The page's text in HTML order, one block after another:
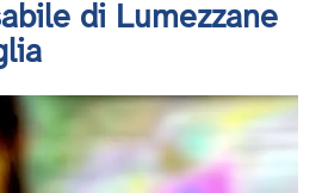
di Lumezzane